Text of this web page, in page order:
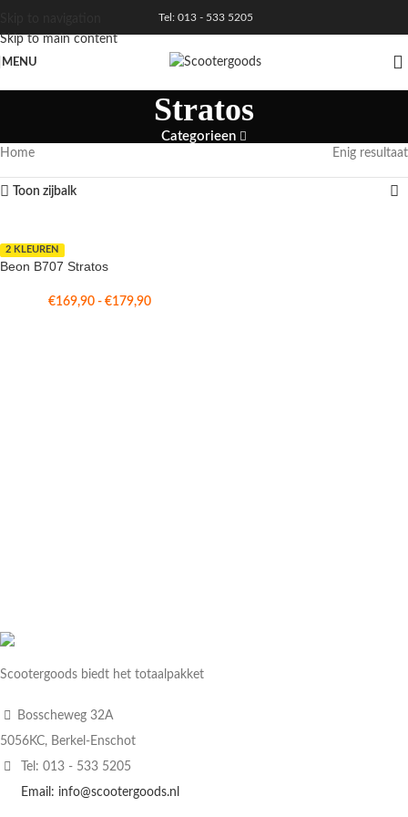
Skip to main content
Tel: 013 - 533 5205
MENU
Stratos
Categorieen
Home Enig resultaat
Toon zijbalk
2 KLEUREN
Beon B707 Stratos
€169,90 - €179,90
Scootergoods biedt het totaalpakket
Bosscheweg 32A
5056KC, Berkel-Enschot
Tel: 013 - 533 5205
Email: info@scootergoods.nl